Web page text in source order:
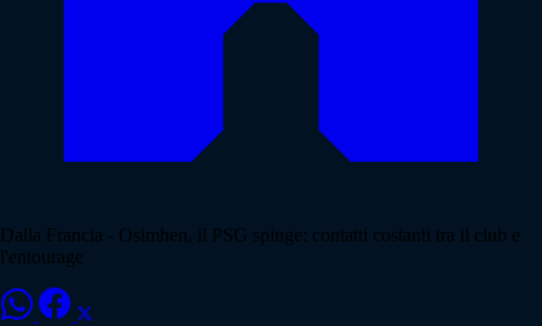
Dalla Francia - Osimhen, il PSG spinge: contatti costanti tra il club e
l'entourage